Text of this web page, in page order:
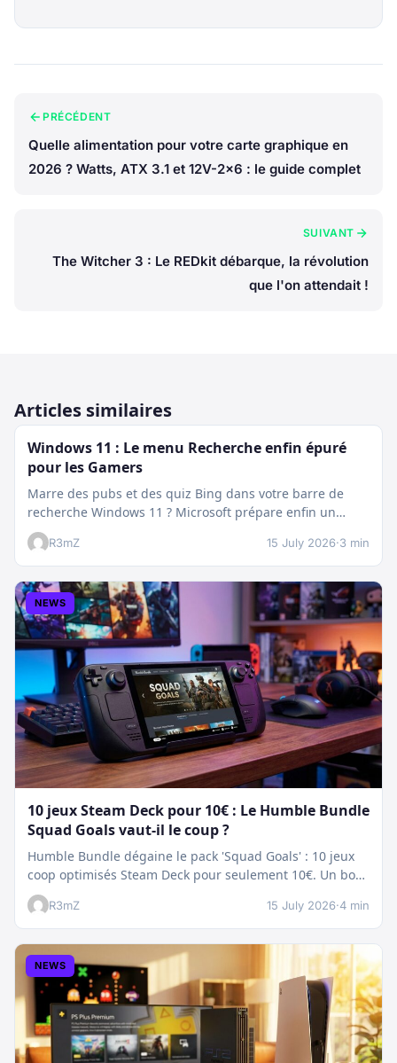
PRÉCÉDENT
Quelle alimentation pour votre carte graphique en
2026 ? Watts, ATX 3.1 et 12V-2x6 : le guide complet
SUIVANT
The Witcher 3 : Le REDkit débarque, la révolution
que l'on attendait !
Articles similaires
Windows 11 : Le menu Recherche enfin épuré
pour les Gamers
Marre des pubs et des quiz Bing dans votre barre de
recherche Windows 11 ? Microsoft prépare enfin un
nettoyage…
R3mZ 15 July 2026·3 min
NEWS
10 jeux Steam Deck pour 10€ : Le Humble Bundle
Squad Goals vaut-il le coup ?
Humble Bundle dégaine le pack 'Squad Goals' : 10 jeux
coop optimisés Steam Deck pour seulement 10€. Un bon
plan…
R3mZ 15 July 2026·4 min
NEWS